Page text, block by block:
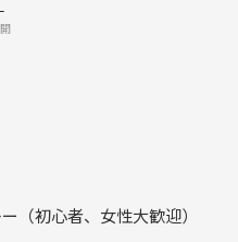
（初心者、女性大歓迎）